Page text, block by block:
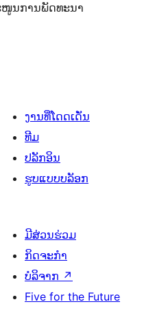
ໜູນການພັດທະນາ
ງານທີ່ໂດດເດັ່ນ
ທີມ
ປລັກອິນ
ຮູບແບບບລັອກ
ມີສ່ວນຮ່ວມ
ກິດຈະກຳ
ບໍລິຈາກ ↗
Five for the Future